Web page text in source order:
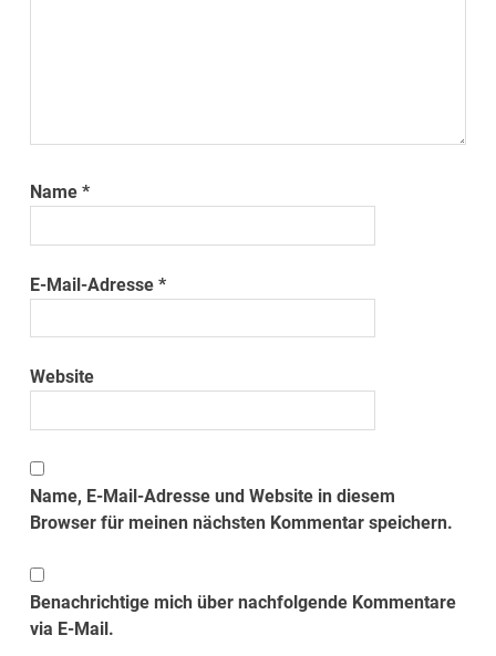
Name*
E-Mail-Adresse*
Website
Name, E-Mail-Adresse und Website in diesem
Browser für meinen nächsten Kommentar speichern.
Benachrichtige mich über nachfolgende Kommentare
via E-Mail.